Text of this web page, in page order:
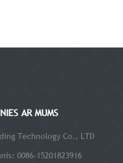
AR MUMS
Technology Co., LTD
0086-15201823916